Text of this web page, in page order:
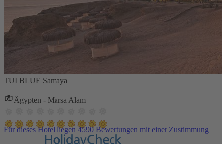
TUI BLUE Samaya
Ägypten - Marsa Alam
Für dieses Hotel liegen 4590 Bewertungen mit einer Zustimmung